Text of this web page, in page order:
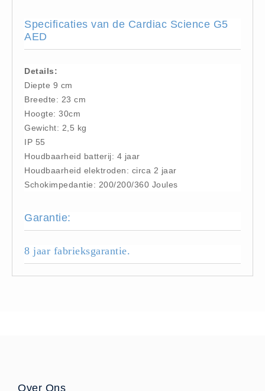
Oogdouche - Spoeling -
Bordjes (14)
Stickers (17)
Pleistermaterialen
Dispensers (5)
HACCP blauw (4)
Navulling dispensers (26)
Textiel - Waterafstotend (11)
Portofoons - Algemeen (3)
Oefenmateriaal
- (0)
Reanimatiepoppen Brayden
Specificaties van de Cardiac Science G5
AED
Details:
Diepte 9 cm
Breedte: 23 cm
Hoogte: 30cm
Gewicht: 2,5 kg
IP 55
Houdbaarheid batterij: 4 jaar
Houdbaarheid elektroden: circa 2 jaar
Schokimpedantie: 200/200/360 Joules
Garantie:
8 jaar fabrieksgarantie.
Over Ons